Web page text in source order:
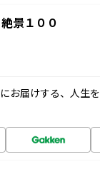
景１００
お届けする、人生